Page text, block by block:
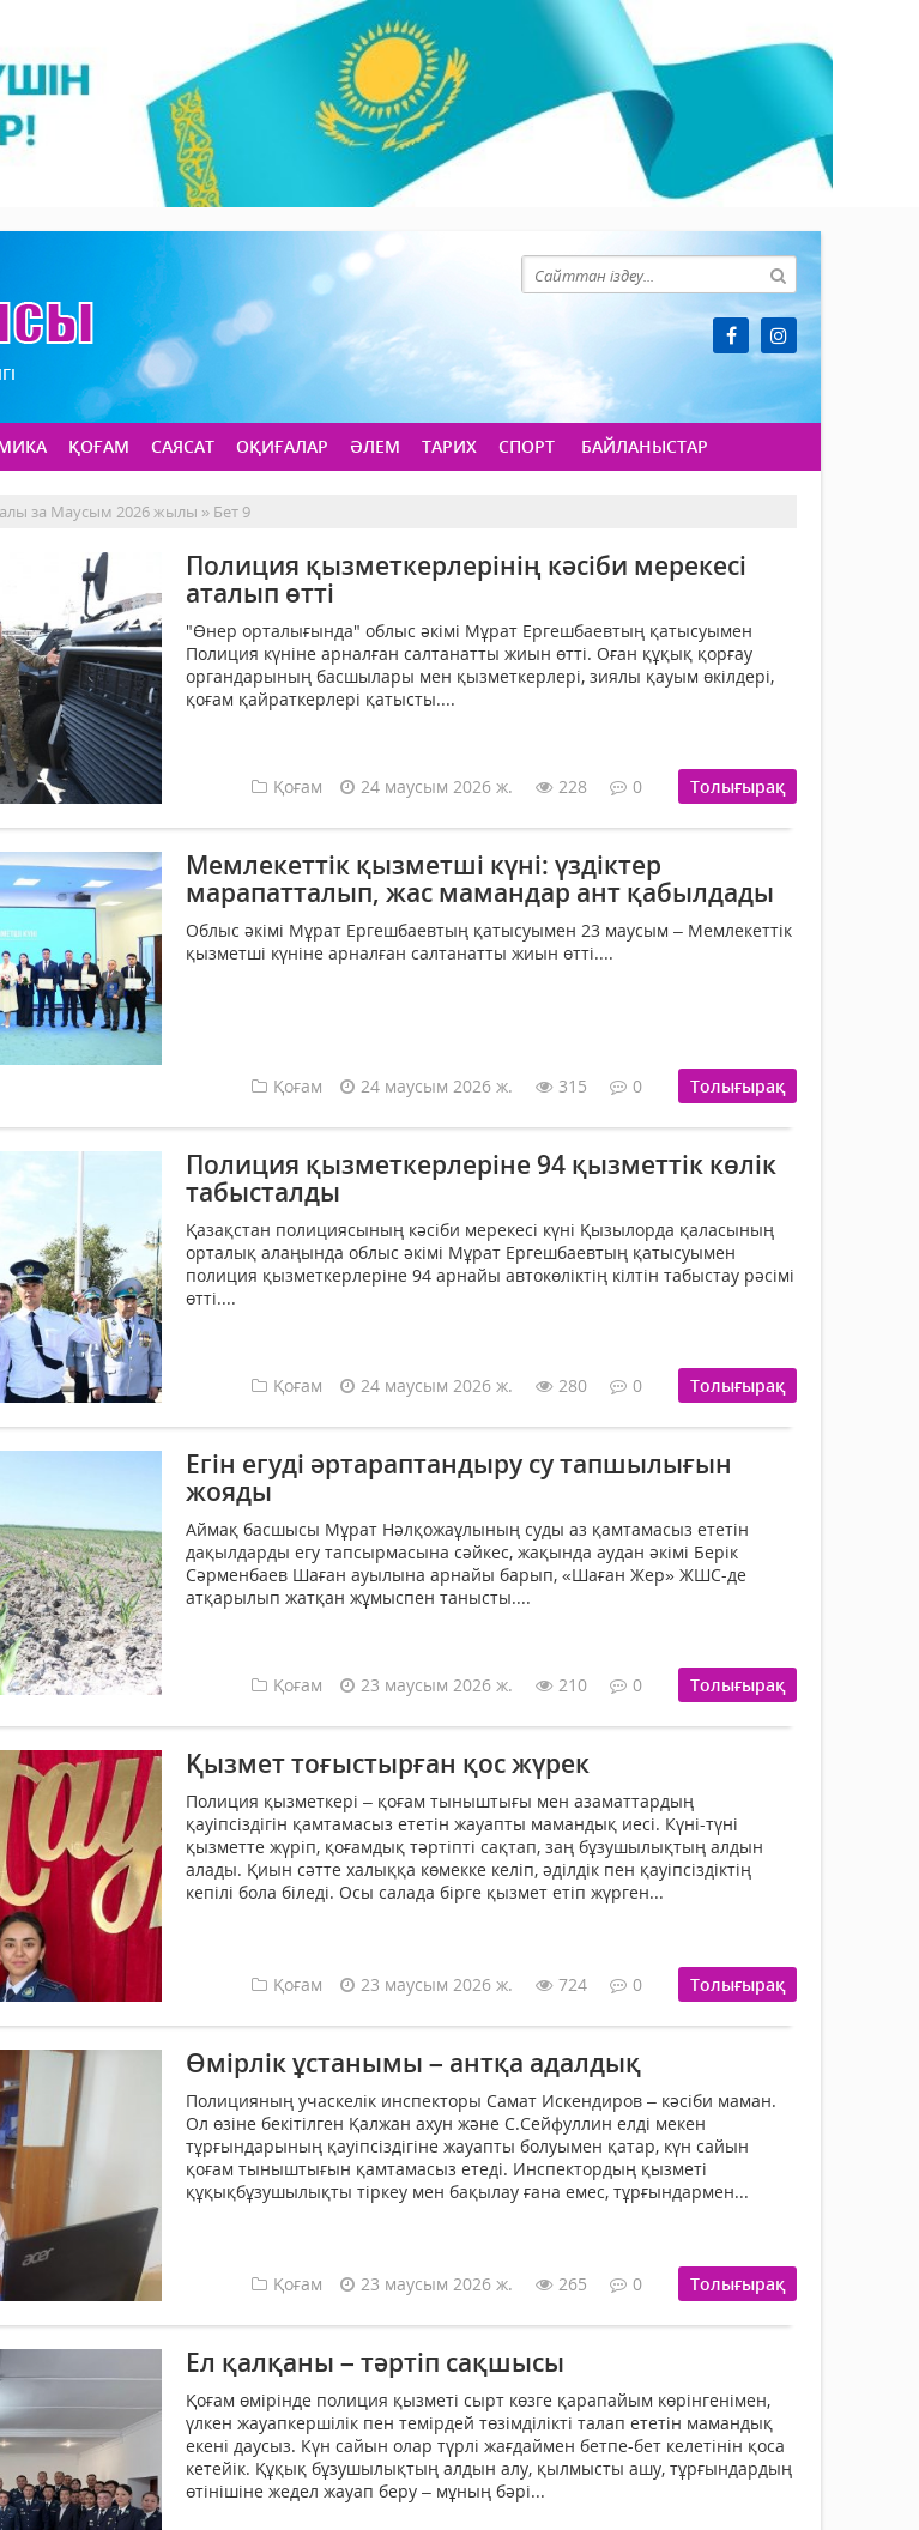
ҚОҒАМ САЯСАТ ОҚИҒАЛАР ӘЛЕМ ТАРИХ СПОРТ БАЙЛАНЫСТАР
за Маусым 2026 жылы » Бет 9
Полиция қызметкерлерінің кәсіби мерекесі
аталып өтті
"Өнер орталығында" облыс әкімі Мұрат Ергешбаевтың қатысуымен
Полиция күніне арналған салтанатты жиын өтті. Оған құқық қорғау
органдарының басшылары мен қызметкерлері, зиялы қауым өкілдері,
қоғам қайраткерлері қатысты....
Қоғам 24 маусым 2026 ж. 228 0 Толығырақ
Мемлекеттік қызметші күні: үздіктер
марапатталып, жас мамандар ант қабылдады
Облыс әкімі Мұрат Ергешбаевтың қатысуымен 23 маусым – Мемлекеттік
қызметші күніне арналған салтанатты жиын өтті....
Қоғам 24 маусым 2026 ж. 315 0 Толығырақ
Полиция қызметкерлеріне 94 қызметтік көлік
табысталды
Қазақстан полициясының кәсіби мерекесі күні Қызылорда қаласының
орталық алаңында облыс әкімі Мұрат Ергешбаевтың қатысуымен
полиция қызметкерлеріне 94 арнайы автокөліктің кілтін табыстау рәсімі
өтті....
Қоғам 24 маусым 2026 ж. 280 0 Толығырақ
Егін егуді әртараптандыру су тапшылығын
жояды
Аймақ басшысы Мұрат Нәлқожаұлының суды аз қамтамасыз ететін
дақылдарды егу тапсырмасына сәйкес, жақында аудан әкімі Берік
Сәрменбаев Шаған ауылына арнайы барып, «Шаған Жер» ЖШС-де
атқарылып жатқан жұмыспен танысты....
Қоғам 23 маусым 2026 ж. 210 0 Толығырақ
Қызмет тоғыстырған қос жүрек
Полиция қызметкері – қоғам тыныштығы мен азаматтардың
қауіпсіздігін қамтамасыз ететін жауапты мамандық иесі. Күні-түні
қызметте жүріп, қоғамдық тәртіпті сақтап, заң бұзушылықтың алдын
алады. Қиын сәтте халыққа көмекке келіп, әділдік пен қауіпсіздіктің
кепілі бола біледі. Осы салада бірге қызмет етіп жүрген...
Қоғам 23 маусым 2026 ж. 724 0 Толығырақ
Өмірлік ұстанымы – антқа адалдық
Полицияның учаскелік инспекторы Самат Искендиров – кәсіби маман.
Ол өзіне бекітілген Қалжан ахун және С.Сейфуллин елді мекен
тұрғындарының қауіпсіздігіне жауап­ты болуымен қатар, күн сайын
қоғам тыныштығын қамтамасыз етеді. Инспектордың қызметі
құқықбұзушылықты тіркеу мен бақылау ғана емес, тұрғындармен...
Қоғам 23 маусым 2026 ж. 265 0 Толығырақ
Ел қалқаны – тәртіп сақшысы
Қоғам өмірінде полиция қызметі сырт көзге қарапайым көрінгенімен,
үлкен жауапкершілік пен темірдей төзімділікті талап ететін мамандық
екені даусыз. Күн сайын олар түрлі жағдаймен бетпе-бет келетінін қоса
кетейік. Құқық бұзушылықтың алдын алу, қылмысты ашу, тұрғындардың
өтінішіне жедел жауап беру – мұның бәрі...